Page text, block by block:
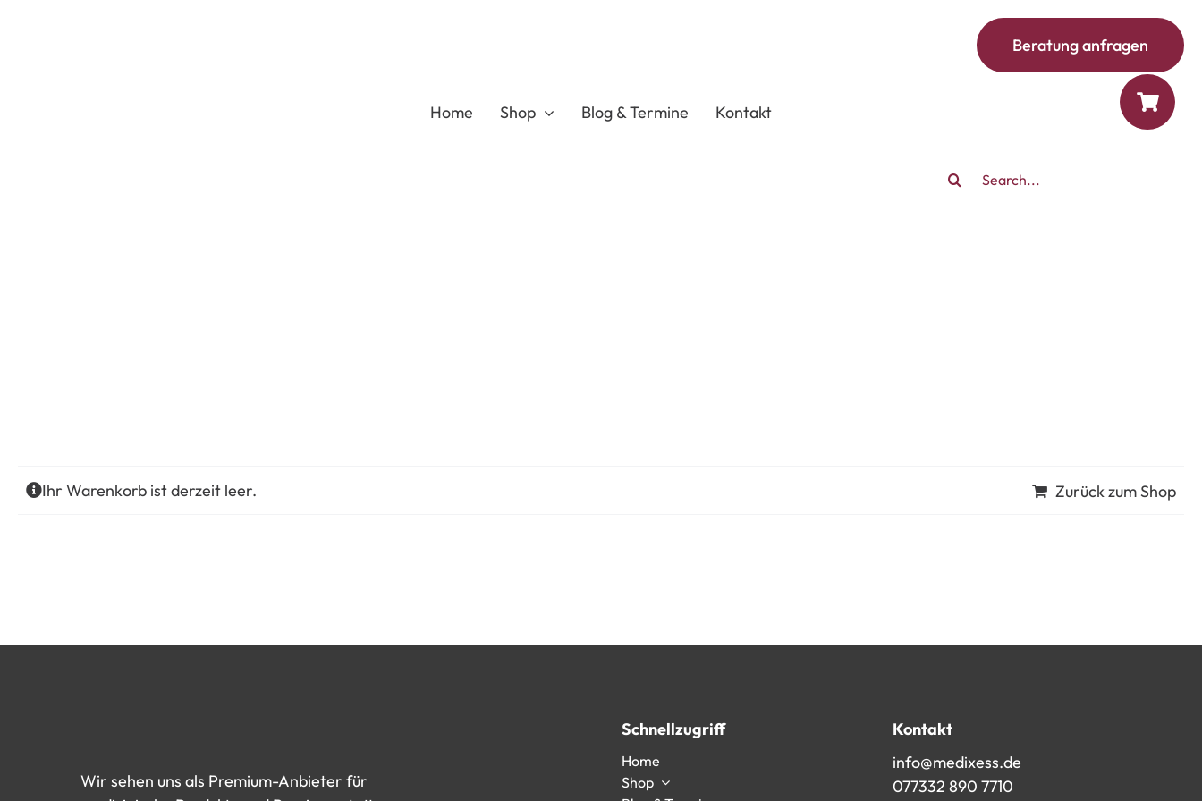
Home Shop Blog & Termine Kontakt
Beratung anfragen
for:
Ihr Warenkorb ist derzeit leer. Zurück zum Shop
Wir sehen uns als Premium-Anbieter für
Schnellzugriff
Home
Shop
Kontakt
info@medixess.de
077332 890 7710